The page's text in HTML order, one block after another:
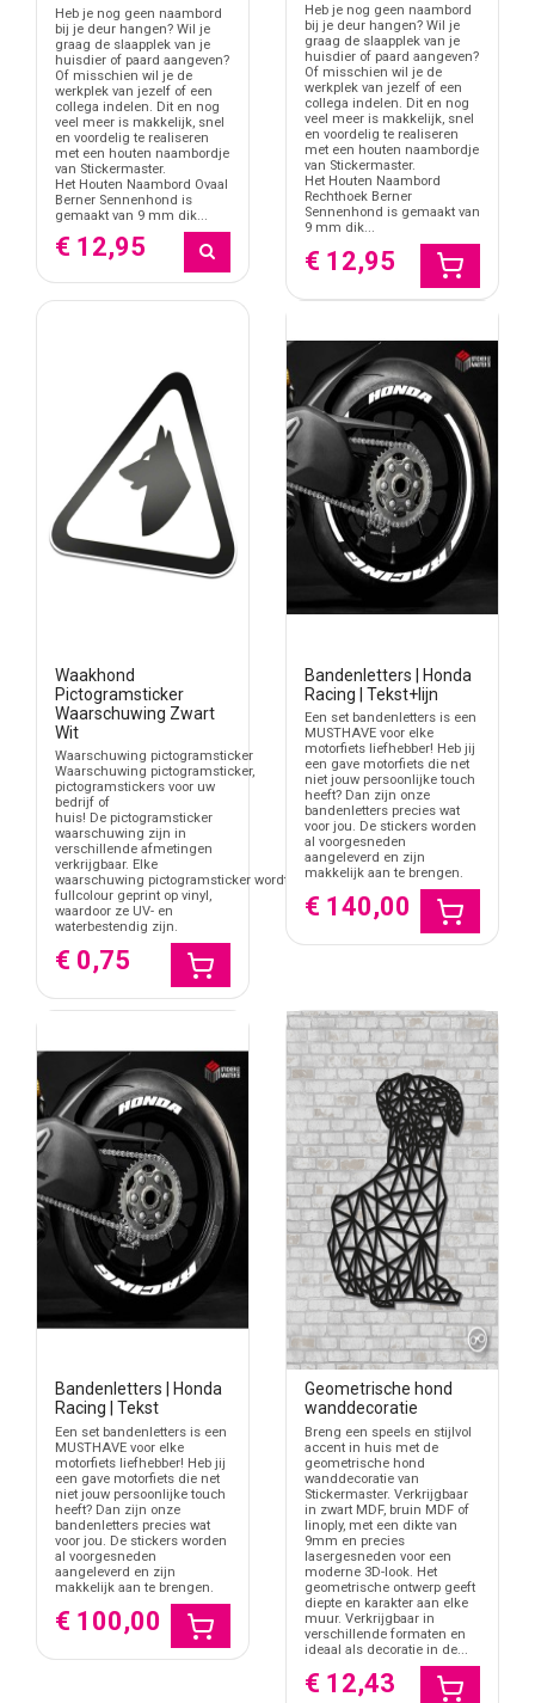
Heb je nog geen naambord
bij je deur hangen? Wil je
graag de slaapplek van je
huisdier of paard aangeven?
Of misschien wil je de
werkplek van jezelf of een
collega indelen. Dit en nog
veel meer is makkelijk, snel
en voordelig te realiseren
met een houten naambordje
van Stickermaster.
Het Houten Naambord Ovaal
Berner Sennenhond is
gemaakt van 9 mm dik...
€ 12,95
Heb je nog geen naambord
bij je deur hangen? Wil je
graag de slaapplek van je
huisdier of paard aangeven?
Of misschien wil je de
werkplek van jezelf of een
collega indelen. Dit en nog
veel meer is makkelijk, snel
en voordelig te realiseren
met een houten naambordje
van Stickermaster.
Het Houten Naambord
Rechthoek Berner
Sennenhond is gemaakt van
9 mm dik...
€ 12,95
Waakhond
Pictogramsticker
Waarschuwing Zwart
Wit
Waarschuwing pictogramsticker
Waarschuwing pictogramsticker,
pictogramstickers voor uw
bedrijf of
huis! De pictogramsticker
waarschuwing zijn in
verschillende afmetingen
verkrijgbaar. Elke
waarschuwing pictogramsticker wordt
fullcolour geprint op vinyl,
waardoor ze UV- en
waterbestendig zijn.
€ 0,75
Bandenletters | Honda
Racing | Tekst+lijn
Een set bandenletters is een
MUSTHAVE voor elke
motorfiets liefhebber! Heb jij
een gave motorfiets die net
niet jouw persoonlijke touch
heeft? Dan zijn onze
bandenletters precies wat
voor jou. De stickers worden
al voorgesneden
aangeleverd en zijn
makkelijk aan te brengen.
€ 140,00
Bandenletters | Honda
Racing | Tekst
Een set bandenletters is een
MUSTHAVE voor elke
motorfiets liefhebber! Heb jij
een gave motorfiets die net
niet jouw persoonlijke touch
heeft? Dan zijn onze
bandenletters precies wat
voor jou. De stickers worden
al voorgesneden
aangeleverd en zijn
makkelijk aan te brengen.
€ 100,00
Geometrische hond
wanddecoratie
Breng een speels en stijlvol
accent in huis met de
geometrische hond
wanddecoratie van
Stickermaster. Verkrijgbaar
in zwart MDF, bruin MDF of
linoply, met een dikte van
9mm en precies
lasergesneden voor een
moderne 3D-look. Het
geometrische ontwerp geeft
diepte en karakter aan elke
muur. Verkrijgbaar in
verschillende formaten en
ideaal als decoratie in de...
€ 12,43